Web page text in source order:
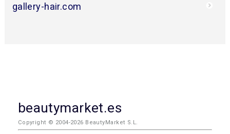
gallery-hair.com
beautymarket.es
Copyright © 2004-2026 BeautyMarket S.L.